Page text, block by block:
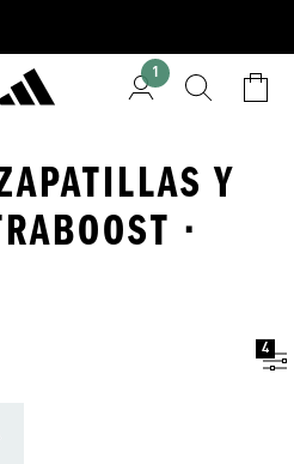
1
Y
·
4